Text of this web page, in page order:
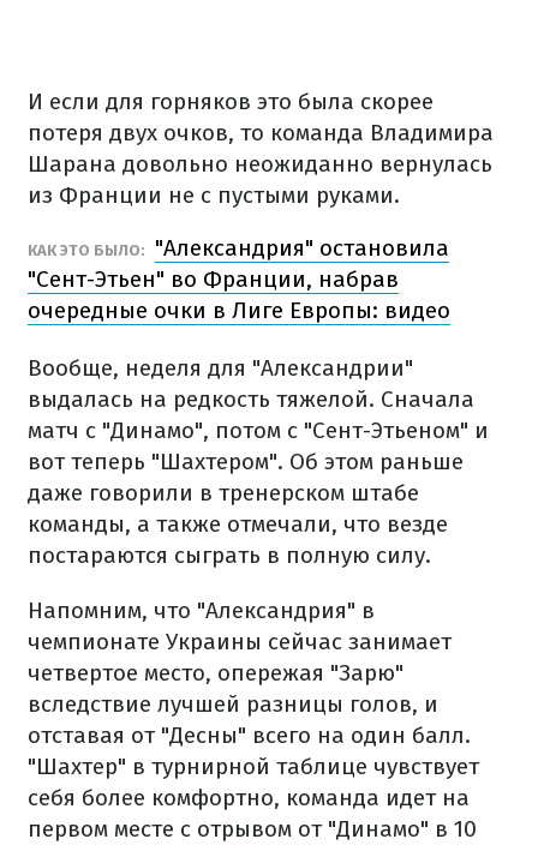
И если для горняков это была скорее
потеря двух очков, то команда Владимира
Шарана довольно неожиданно вернулась
из Франции не с пустыми руками.
КАК ЭТО БЫЛО:
"Александрия" остановила
"Сент-Этьен" во Франции, набрав
очередные очки в Лиге Европы: видео
Вообще, неделя для "Александрии"
выдалась на редкость тяжелой. Сначала
матч с "Динамо", потом с "Сент-Этьеном" и
вот теперь "Шахтером". Об этом раньше
даже говорили в тренерском штабе
команды, а также отмечали, что везде
постараются сыграть в полную силу.
Напомним, что "Александрия" в
чемпионате Украины сейчас занимает
четвертое место, опережая "Зарю"
вследствие лучшей разницы голов, и
отставая от "Десны" всего на один балл.
"Шахтер" в турнирной таблице чувствует
себя более комфортно, команда идет на
первом месте с отрывом от "Динамо" в 10